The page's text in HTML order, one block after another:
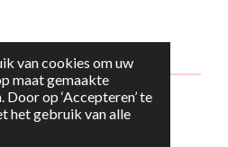
van cookies om uw
maat gemaakte
op ‘Accepteren’ te
het gebruik van alle